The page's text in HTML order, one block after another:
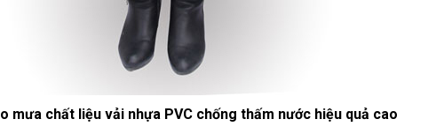
mưa chất liệu vải nhựa PVC chống thấm nước hiệu quả cao